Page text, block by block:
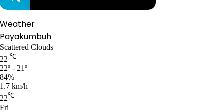
Weather
Payakumbuh
Scattered Clouds
22 ℃
22º - 21º
84%
1.7 km/h
22℃
Fri